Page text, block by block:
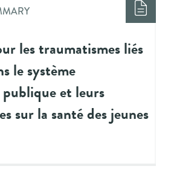
les traumatismes liés
le système
et leurs
sur la santé des jeunes